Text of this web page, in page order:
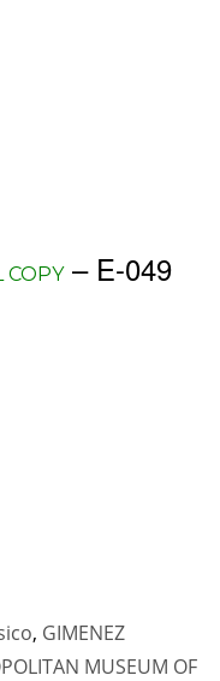
COPY– E-049
, GIMENEZ
MUSEUM OF